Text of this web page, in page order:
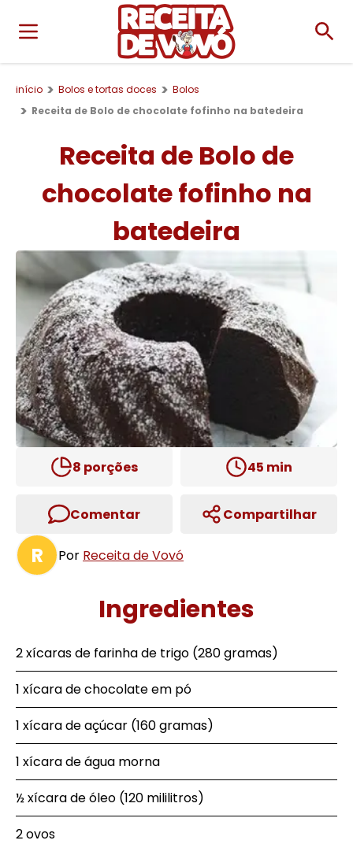
início Bolos e tortas doces
Bolos
Receita de Bolo de chocolate fofinho na batedeira
Receita de Bolo de
chocolate fofinho na
batedeira
8 porções 45 min
Comentar Compartilhar
R Por Receita de Vovó
Ingredientes
2 xícaras de farinha de trigo (280 gramas)
1 xícara de chocolate em pó
1 xícara de açúcar (160 gramas)
1 xícara de água morna
½ xícara de óleo (120 mililitros)
2 ovos